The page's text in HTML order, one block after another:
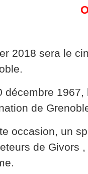
2018 sera le
décembre
de
occasion, un
de Givors